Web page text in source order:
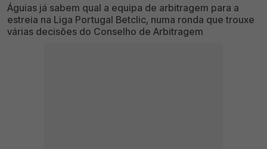
Águias já sabem qual a equipa de arbitragem para a
estreia na Liga Portugal Betclic, numa ronda que trouxe
várias decisões do Conselho de Arbitragem